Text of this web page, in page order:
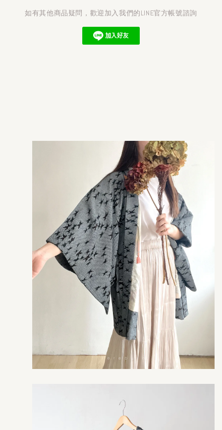
如有其他商品疑問，歡迎加入我們的LINE官方帳號諮詢